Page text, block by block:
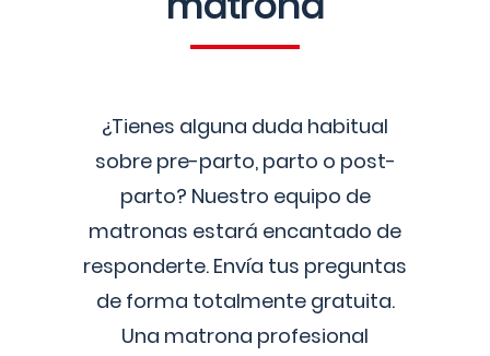
¿Tienes alguna duda habitual
sobre pre-parto, parto o post-
parto? Nuestro equipo de
matronas estará encantado de
responderte. Envía tus preguntas
de forma totalmente gratuita.
Una matrona profesional